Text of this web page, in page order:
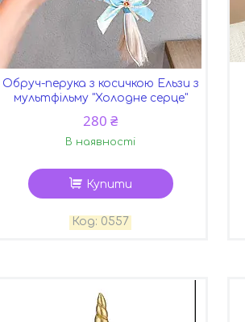
Обруч-перука з косичкою Ельзи з
мультфільму "Холодне серце"
280 ₴
В наявності
Купити
0557